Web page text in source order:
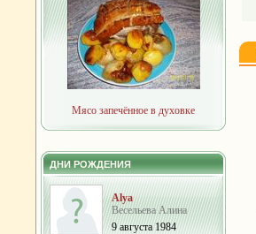
Мясо запечённое в духовке
ДНИ РОЖДЕНИЯ
Alya
Весельева Алина
9 августа 1984